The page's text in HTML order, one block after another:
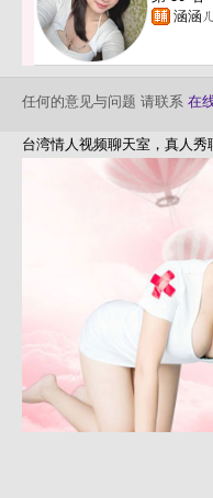
涵涵ㄦ
任何的意见与问题 请联系 在
台湾情人视频聊天室，真人